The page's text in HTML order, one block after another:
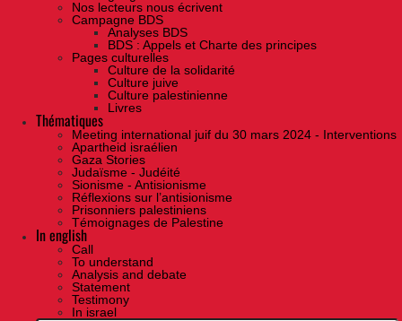
Nos lecteurs nous écrivent
Campagne BDS
Analyses BDS
BDS : Appels et Charte des principes
Pages culturelles
Culture de la solidarité
Culture juive
Culture palestinienne
Livres
Thématiques
Meeting international juif du 30 mars 2024 - Interventions
Apartheid israélien
Gaza Stories
Judaïsme - Judéité
Sionisme - Antisionisme
Réflexions sur l’antisionisme
Prisonniers palestiniens
Témoignages de Palestine
In english
Call
To understand
Analysis and debate
Statement
Testimony
In israel